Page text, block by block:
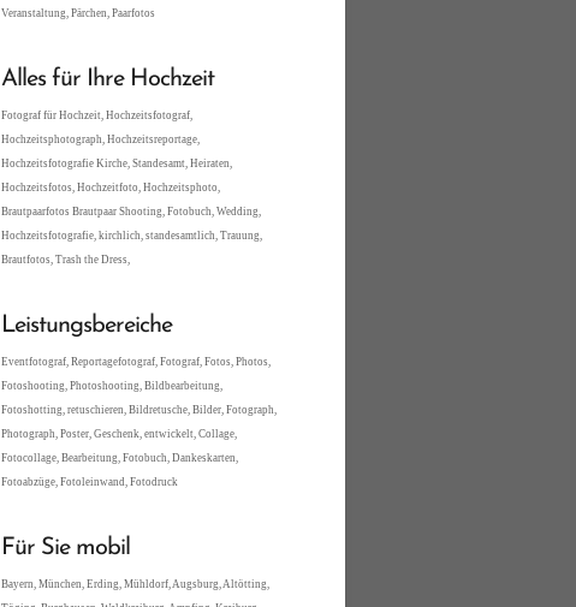
Veranstaltung, Pärchen, Paarfotos
Alles für Ihre Hochzeit
Fotograf für Hochzeit, Hochzeitsfotograf,
Hochzeitsphotograph, Hochzeitsreportage,
Hochzeitsfotografie Kirche, Standesamt, Heiraten,
Hochzeitsfotos, Hochzeitfoto, Hochzeitsphoto,
Brautpaarfotos Brautpaar Shooting, Fotobuch, Wedding,
Hochzeitsfotografie, kirchlich, standesamtlich, Trauung,
Brautfotos, Trash the Dress,
Leistungsbereiche
Eventfotograf, Reportagefotograf, Fotograf, Fotos, Photos,
Fotoshooting, Photoshooting, Bildbearbeitung,
Fotoshotting, retuschieren, Bildretusche, Bilder, Fotograph,
Photograph, Poster, Geschenk, entwickelt, Collage,
Fotocollage, Bearbeitung, Fotobuch, Dankeskarten,
Fotoabzüge, Fotoleinwand, Fotodruck
Für Sie mobil
Bayern, München, Erding, Mühldorf, Augsburg, Altötting,